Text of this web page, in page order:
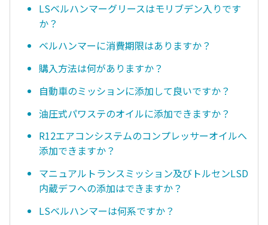
LSベルハンマーグリースはモリブデン入りです
か？
ベルハンマーに消費期限はありますか？
購入方法は何がありますか？
自動車のミッションに添加して良いですか？
油圧式パワステのオイルに添加できますか？
R12エアコンシステムのコンプレッサーオイルへ
添加できますか？
マニュアルトランスミッション及びトルセンLSD
内蔵デフへの添加はできますか？
LSベルハンマーは何系ですか？